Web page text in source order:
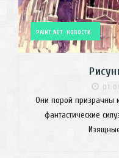
PAINT.NET НОВОСТИ
Они порой призрачны
фантастические